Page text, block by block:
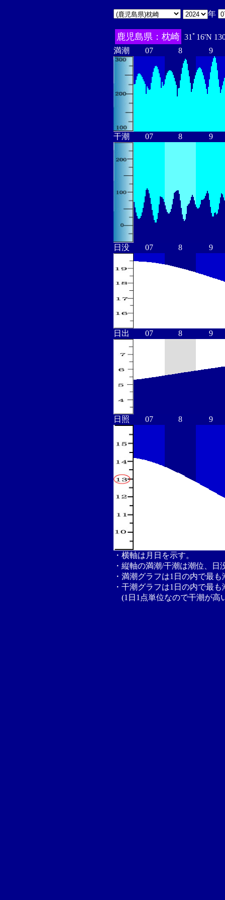
年
鹿児島県：枕崎 31ﾟ16'N
満潮
07 8 9
干潮 07 8 9
日没 07 8 9
日出 07 8 9
日照 07 8 9
・横軸は月日を示す。
・縦軸の満潮/干潮は潮位、
・満潮グラフは1日の内で最
・干潮グラフは1日の内で最
(1日1点単位なので干潮が高